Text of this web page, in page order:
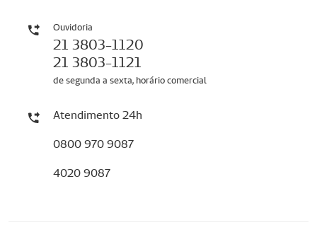
Ouvidoria
21 3803-1120
21 3803-1121
de segunda a sexta, horário comercial
Atendimento 24h
0800 970 9087
4020 9087